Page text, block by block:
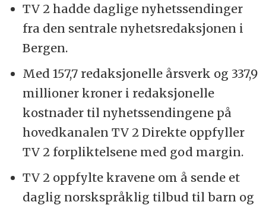
TV 2 hadde daglige nyhetssendinger
fra den sentrale nyhetsredaksjonen i
Bergen.
Med 157,7 redaksjonelle årsverk og 337,9
millioner kroner i redaksjonelle
kostnader til nyhetssendingene på
hovedkanalen TV 2 Direkte oppfyller
TV 2 forpliktelsene med god margin.
TV 2 oppfylte kravene om å sende et
daglig norskspråklig tilbud til barn og